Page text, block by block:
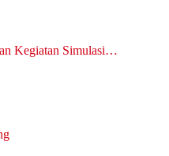
Kegiatan Simulasi…